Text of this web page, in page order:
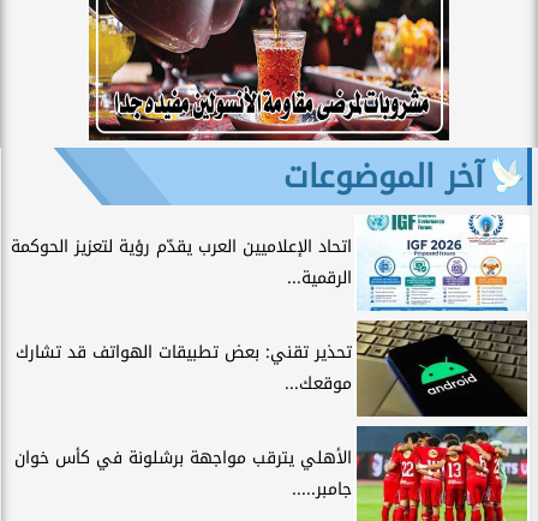
آخر الموضوعات
اتحاد الإعلاميين العرب يقدّم رؤية لتعزيز الحوكمة
الرقمية...
تحذير تقني: بعض تطبيقات الهواتف قد تشارك
موقعك...
الأهلي يترقب مواجهة برشلونة في كأس خوان
جامبر.....